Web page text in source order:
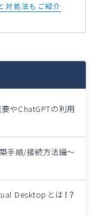
対処法もご紹介
やChatGPTの利用
手順/接続方法編～
Desktopとは！？